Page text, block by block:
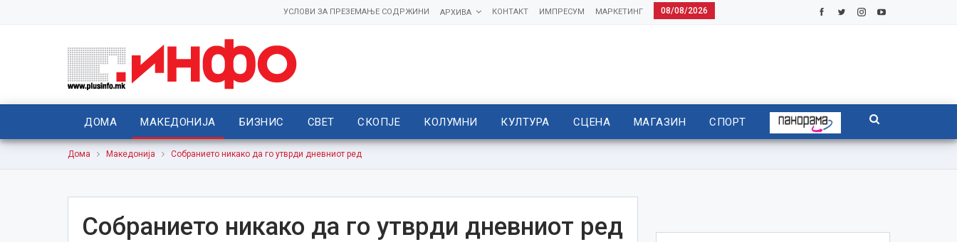
08/08/2026
МАРКЕТИНГ
ИМПРЕСУМ
КОНТАКТ
АРХИВА
УСЛОВИ ЗА ПРЕЗЕМАЊЕ СОДРЖИНИ
ДОМА МАКЕДОНИЈА БИЗНИС СВЕТ СКОПЈЕ КОЛУМНИ КУЛТУРА СЦЕНА МАГАЗИН СПОРТ
Дома Македонија Собранието никако да го утврди дневниот ред
Собранието никако да го утврди дневниот ред